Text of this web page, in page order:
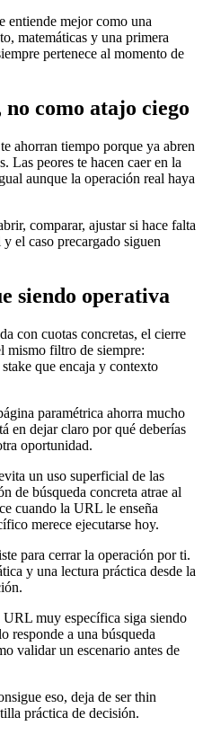
entiende mejor como una
matemáticas y una primera
pertenece al momento de
como atajo ciego
ahorran tiempo porque ya abren
Las peores te hacen caer en la
aunque la operación real haya
comparar, ajustar si hace falta
el caso precargado siguen
siendo operativa
con cuotas concretas, el cierre
mismo filtro de siempre:
que encaja y contexto
paramétrica ahorra mucho
en dejar claro por qué deberías
oportunidad.
un uso superficial de las
de búsqueda concreta atrae al
cuando la URL le enseña
merece ejecutarse hoy.
para cerrar la operación por ti.
y una lectura práctica desde la
muy específica siga siendo
responde a una búsqueda
validar un escenario antes de
eso, deja de ser thin
práctica de decisión.